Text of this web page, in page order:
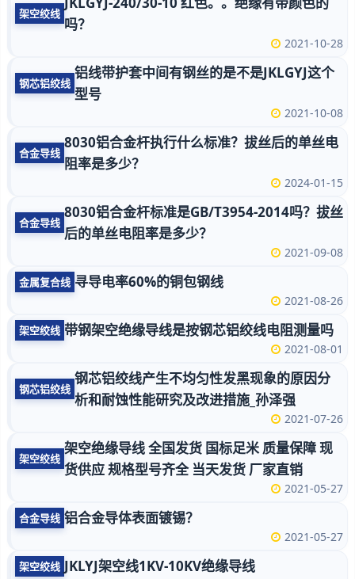
架空绞线
吗？
2021-10-28
钢芯铝绞线
铝线带护套中间有钢丝的是不是JKLGYJ这个
型号
2021-10-08
合金导线
8030铝合金杆执行什么标准？拔丝后的单丝电
阻率是多少？
2024-01-15
合金导线
8030铝合金杆标准是GB/T3954-2014吗？拔丝
后的单丝电阻率是多少？
2021-09-08
金属复合线 寻导电率60%的铜包钢线
2021-08-26
架空绞线 带钢架空绝缘导线是按钢芯铝绞线电阻测量吗
2021-08-01
钢芯铝绞线
钢芯铝绞线产生不均匀性发黑现象的原因分
析和耐蚀性能研究及改进措施_孙泽强
2021-07-26
架空绞线
架空绝缘导线 全国发货 国标足米 质量保障 现
货供应 规格型号齐全 当天发货 厂家直销
2021-05-27
合金导线 铝合金导体表面镀锡？
2021-05-27
架空绞线 JKLYJ架空线1KV-10KV绝缘导线